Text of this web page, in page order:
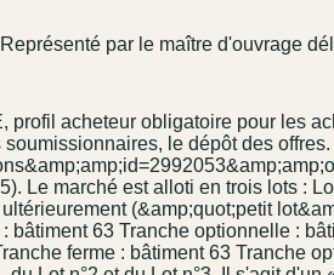
par le maître d'ouvrage
acheteur obligatoire pour les
le dépôt des
Le marché est alloti en trois lots :
(&amp;quot;petit
63 Tranche optionnelle :
ferme : bâtiment 63 Tranche